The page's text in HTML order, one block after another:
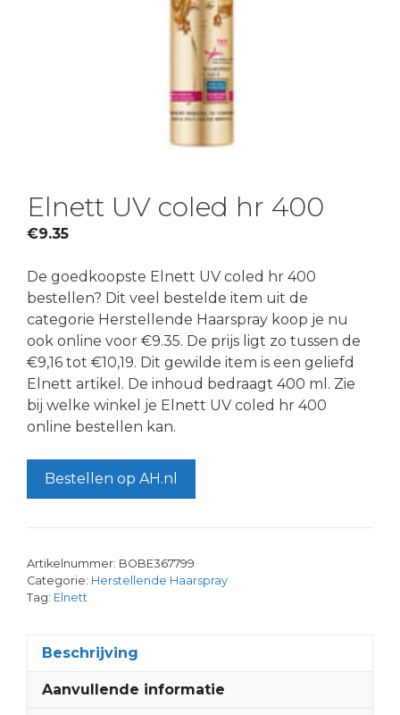
Elnett UV coled hr 400
€9.35
De goedkoopste Elnett UV coled hr 400
bestellen? Dit veel bestelde item uit de
categorie Herstellende Haarspray koop je nu
ook online voor €9.35. De prijs ligt zo tussen de
€9,16 tot €10,19. Dit gewilde item is een geliefd
Elnett artikel. De inhoud bedraagt 400 ml. Zie
bij welke winkel je Elnett UV coled hr 400
online bestellen kan.
Bestellen op AH.nl
Artikelnummer: BOBE367799
Categorie: Herstellende Haarspray
Tag: Elnett
Beschrijving
Aanvullende informatie